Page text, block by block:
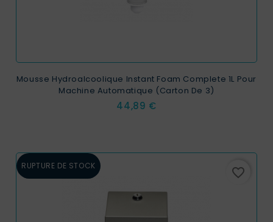
Mousse Hydroalcoolique Instant Foam Complete 1L Pour
Machine Automatique (carton De 3)
Prix
44,89 €
RUPTURE DE STOCK favorite_border